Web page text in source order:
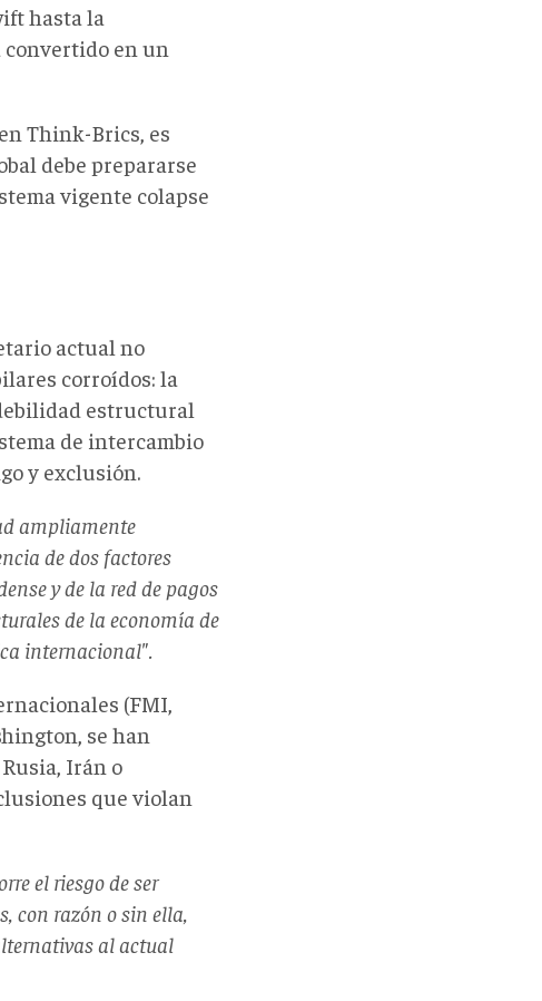
hasta la
en un
Think-Brics, es
debe prepararse
vigente colapse
actual no
corroídos: la
estructural
de intercambio
y exclusión.
ampliamente
de dos factores
y de la red de pagos
de la economía de
internacional".
(FMI,
se han
Irán o
que violan
el riesgo de ser
con razón o sin ella,
al actual